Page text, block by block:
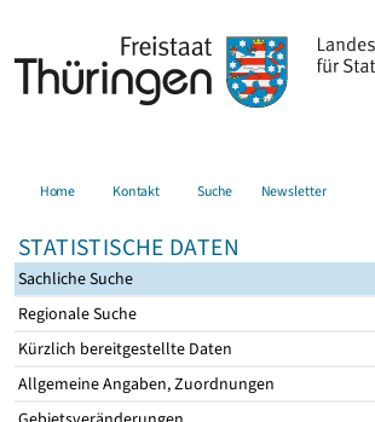
Home Kontakt Suche Newsletter
STATISTISCHE DATEN
Sachliche Suche
Regionale Suche
Kürzlich bereitgestellte Daten
Allgemeine Angaben, Zuordnungen